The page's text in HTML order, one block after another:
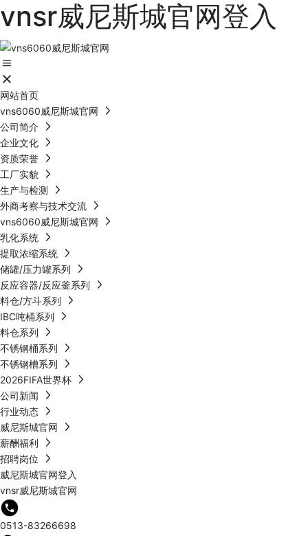
vnsr威尼斯城官网登入
网站首页
vns6060威尼斯城官网
公司简介
企业文化
资质荣誉
工厂实貌
生产与检测
外商考察与技术交流
vns6060威尼斯城官网
乳化系统
提取浓缩系统
储罐/压力罐系列
反应容器/反应釜系列
料仓/方斗系列
IBC吨桶系列
料仓系列
不锈钢桶系列
不锈钢槽系列
2026FIFA世界杯
公司新闻
行业动态
威尼斯城官网
薪酬福利
招聘岗位
威尼斯城官网登入
vnsr威尼斯城官网
0513-83266698